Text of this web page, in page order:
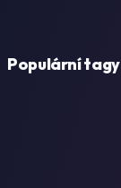
Populární tagy